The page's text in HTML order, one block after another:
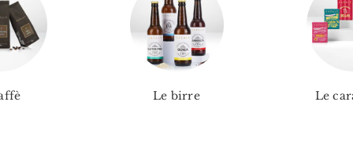
Le birre Le